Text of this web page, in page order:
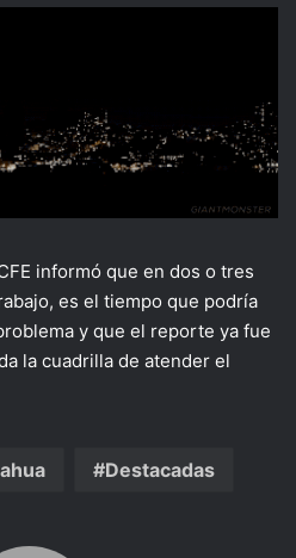
informó que en dos o tres
es el tiempo que podría
y que el reporte ya fue
la cuadrilla de atender el
Destacadas